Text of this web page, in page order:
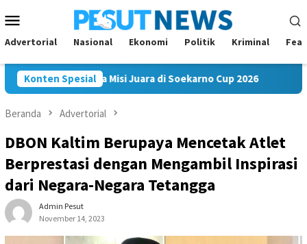
ke
kontenMobile
Advertorial Nasional Ekonomi Politik Kriminal
Konten Spesial
FC Bawa Misi Juara di Soekarno Cup 2026
Beranda Advertorial
DBON Kaltim Berupaya Mencetak Atlet
Berprestasi dengan Mengambil Inspirasi
dari Negara-Negara Tetangga
Admin Pesut
November 14, 2023